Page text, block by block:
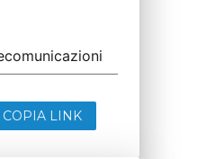
COPIA LINK